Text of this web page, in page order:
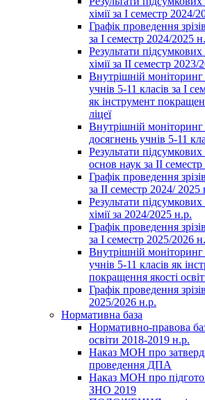
хімії за І семестр 2024/
Графік проведення
за І семестр 2024/2025
Результати
хімії за ІІ семестр
Внутрішній моніторинг
учнів 5-11 класів за І
як інструмент
ліцеї
Внутрішній
досягнень учнів 5-11
Результати
основ наук за ІІ
Графік проведення
за ІІ семестр 2024/ 2025
Результати
хімії за 2024/2025 н.р.
Графік проведення
за І семестр 2025/2026
Внутрішній моніторинг
учнів 5-11 класів як
покращення якості
Графік проведення
2025/2026 н.р.
Нормативна база
Нормативно-правова
освіти 2018-2019 н.р.
Наказ МОН про
проведення ДПА
Наказ МОН про
ЗНО 2019